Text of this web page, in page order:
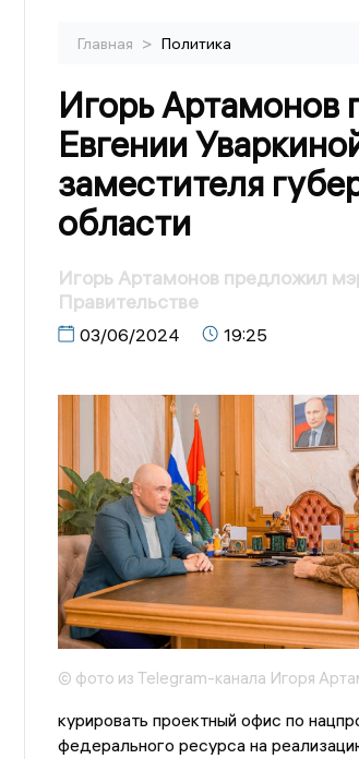
Главная > Политика
Игорь Артамонов
Евгении
заместителя
области
Игорь Артамонов предложил
Правительстве
03/06/2024 19:25
© фото из Telegram-канала Игоря
курировать проектный офис по
федерального ресурса на